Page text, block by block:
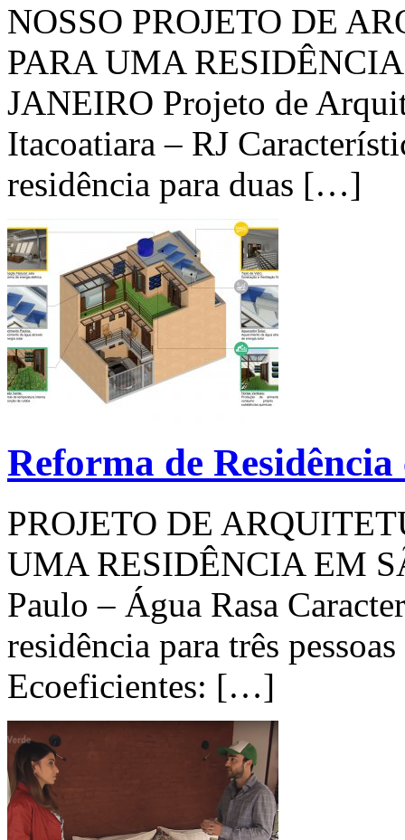
NOSSO PROJETO DE
PARA UMA
JANEIRO Projeto de
Itacoatiara – RJ
residência para duas […]
Reforma de Residência
PROJETO DE
UMA RESIDÊNCIA EM
Paulo – Água Rasa
residência para três
Ecoeficientes: […]